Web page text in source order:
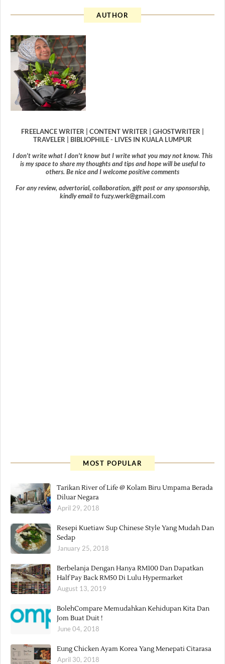
AUTHOR
FREELANCE WRITER | CONTENT WRITER | GHOSTWRITER |
TRAVELER | BIBLIOPHILE - LIVES IN KUALA LUMPUR
I don't write what I don't know but I write what you may not know. This
is my space to share my thoughts and tips and hope will be useful to
others. Be nice and I welcome positive comments
For any review, advertorial, collaboration, gift post or any sponsorship,
kindly email tofuzy.werk@gmail.com
MOST POPULAR
Tarikan River of Life @ Kolam Biru Umpama Berada
Diluar Negara
April 29, 2018
Resepi Kuetiaw Sup Chinese Style Yang Mudah Dan
Sedap
January 25, 2018
Berbelanja Dengan Hanya RM100 Dan Dapatkan
Half Pay Back RM50 Di Lulu Hypermarket
August 13, 2019
BolehCompare Memudahkan Kehidupan Kita Dan
Jom Buat Duit !
June 04, 2018
Eung Chicken Ayam Korea Yang Menepati Citarasa
April 30, 2018